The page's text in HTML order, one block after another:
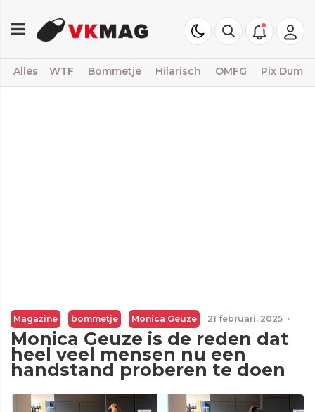
Alles WTF Bommetje Hilarisch OMFG Pix Dump
Magazine bommetje Monica Geuze 21 februari, 2025 ·
Monica Geuze is de reden dat
heel veel mensen nu een
handstand proberen te doen